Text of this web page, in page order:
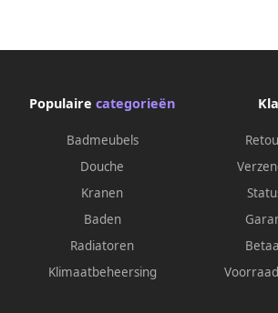
Populaire categorieën
Badmeubels
Douche
Kranen
Baden
Radiatoren
Klimaatbeheersing